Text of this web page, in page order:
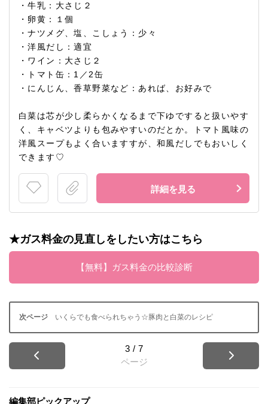
・牛乳：大さじ２
・卵黄：１個
・ナツメグ、塩、こしょう：少々
・洋風だし：適宜
・ワイン：大さじ２
・トマト缶：1／2缶
・にんじん、香草野菜など：あれば、お好みで
白菜は芯が少し柔らかくなるまで下ゆですると扱いやす
く、キャベツよりも包みやすいのだとか。トマト風味の
洋風スープもよく合いますすが、和風だしでもおいしく
できます♡
詳細を見る
★ガス料金の見直しをしたい方はこちら
【無料】ガス料金の比較診断
いくらでも食べられちゃう☆豚肉と白菜のレシピ
3 / 7
ページ
編集部ピックアップ